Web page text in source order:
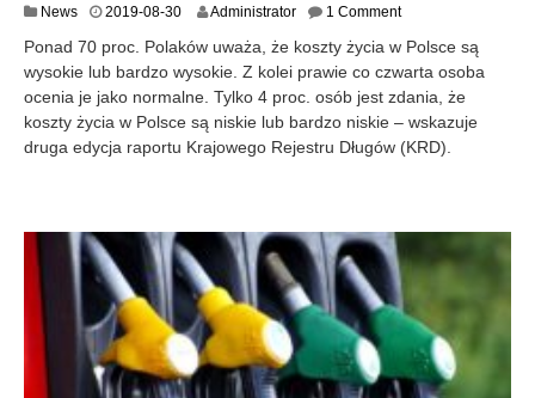
News 2019-08-302
1
9
-
0
8
Administrator 1 Comment
Ponad 70 proc. Polaków uważa, że koszty życia w Polsce są
wysokie lub bardzo wysokie. Z kolei prawie co czwarta osoba
ocenia je jako normalne. Tylko 4 proc. osób jest zdania, że
koszty życia w Polsce są niskie lub bardzo niskie – wskazuje
druga edycja raportu Krajowego Rejestru Długów (KRD).